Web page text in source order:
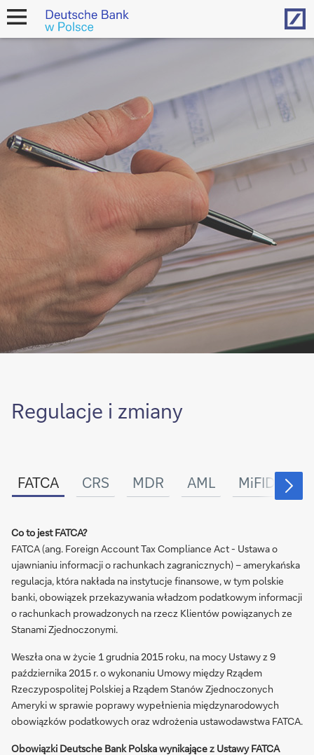
open
Regulacje i zmiany
FATCA CRS MDR AML MiFID
Co to jest FATCA?
FATCA (ang. Foreign Account Tax Compliance Act - Ustawa o
ujawnianiu informacji o rachunkach zagranicznych) – amerykańska
regulacja, która nakłada na instytucje finansowe, w tym polskie
banki, obowiązek przekazywania władzom podatkowym informacji
o rachunkach prowadzonych na rzecz Klientów powiązanych ze
Stanami Zjednoczonymi.
Weszła ona w życie 1 grudnia 2015 roku, na mocy Ustawy z 9
października 2015 r. o wykonaniu Umowy między Rządem
Rzeczypospolitej Polskiej a Rządem Stanów Zjednoczonych
Ameryki w sprawie poprawy wypełnienia międzynarodowych
obowiązków podatkowych oraz wdrożenia ustawodawstwa FATCA.
Obowiązki Deutsche Bank Polska wynikające z Ustawy FATCA